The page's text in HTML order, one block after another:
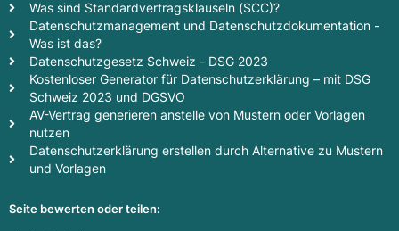
Was sind Standardvertragsklauseln (SCC)?
Datenschutzmanagement und Datenschutzdokumentation -
Was ist das?
Datenschutzgesetz Schweiz - DSG 2023
Kostenloser Generator für Datenschutzerklärung – mit DSG
Schweiz 2023 und DGSVO
AV-Vertrag generieren anstelle von Mustern oder Vorlagen
nutzen
Datenschutzerklärung erstellen durch Alternative zu Mustern
und Vorlagen
Seite bewerten oder teilen: